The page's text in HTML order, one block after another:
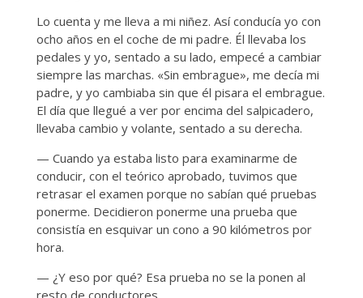
Lo cuenta y me lleva a mi niñez. Así conducía yo con
ocho años en el coche de mi padre. Él llevaba los
pedales y yo, sentado a su lado, empecé a cambiar
siempre las marchas. «Sin embrague», me decía mi
padre, y yo cambiaba sin que él pisara el embrague.
El día que llegué a ver por encima del salpicadero,
llevaba cambio y volante, sentado a su derecha.
— Cuando ya estaba listo para examinarme de
conducir, con el teórico aprobado, tuvimos que
retrasar el examen porque no sabían qué pruebas
ponerme. Decidieron ponerme una prueba que
consistía en esquivar un cono a 90 kilómetros por
hora.
— ¿Y eso por qué? Esa prueba no se la ponen al
resto de conductores.